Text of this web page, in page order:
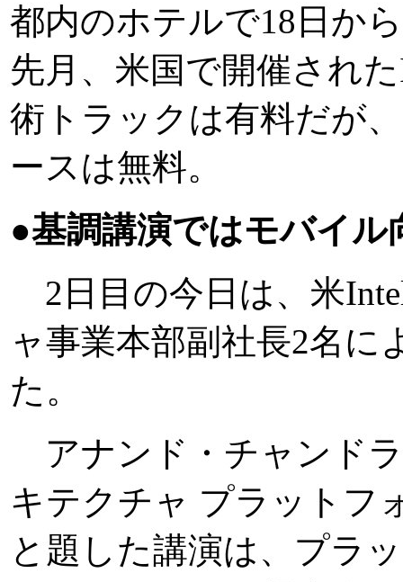
都内のホテルで18日か
先月、米国で開催され
術トラックは有料だが
ースは無料。
●基調講演ではモバイル
2日目の今日は、米
ャ事業本部副社長2名に
た。
アナンド・チャンド
キテクチャ プラットフ
と題した講演は、プラ